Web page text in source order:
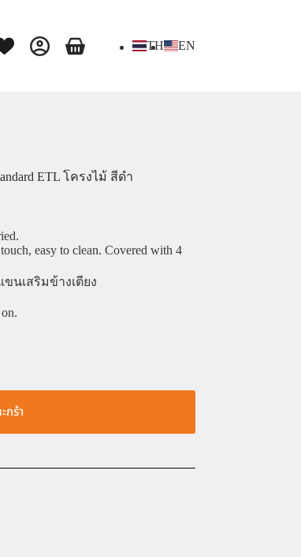
TH EN
ETL โครงไม้ สีดำ
easy to clean. Covered with 4
นเสริมข้างเตียง
กร้า